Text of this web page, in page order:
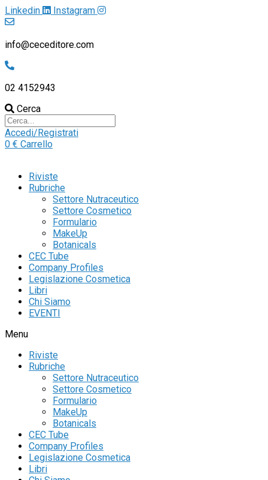
Linkedin Instagram
info@ceceditore.com
02 4152943
Cerca
Accedi/Registrati
0 € Carrello
Riviste
Rubriche
Settore Nutraceutico
Settore Cosmetico
Formulario
MakeUp
Botanicals
CEC Tube
Company Profiles
Legislazione Cosmetica
Libri
Chi Siamo
EVENTI
Menu
Riviste
Rubriche
Settore Nutraceutico
Settore Cosmetico
Formulario
MakeUp
Botanicals
CEC Tube
Company Profiles
Legislazione Cosmetica
Libri